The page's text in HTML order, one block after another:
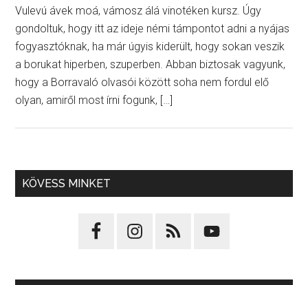
Vulevú ávek moá, vámosz álá vinotéken kursz. Úgy
gondoltuk, hogy itt az ideje némi támpontot adni a nyájas
fogyasztóknak, ha már úgyis kiderült, hogy sokan veszik
a borukat hiperben, szuperben. Abban biztosak vagyunk,
hogy a Borravaló olvasói között soha nem fordul elő
olyan, amiről most írni fogunk, […]
KÖVESS MINKET